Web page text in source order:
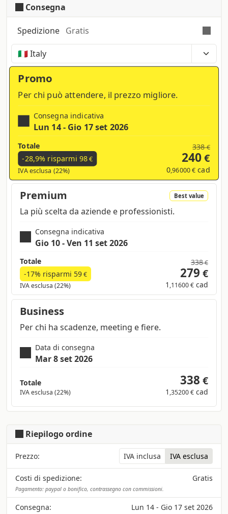
Consegna
Spedizione Gratis
Tempi, costi e tasse possono variare a seconda
della regione e dei prodotti nel carrello
Promo
Per chi può attendere, il prezzo migliore.
Consegna indicativa
Lun 14 - Gio 17 set 2026
Totale
-28,9% risparmi 98€
IVA esclusa (22%)
338€
240€
0,96000 € cad
Premium Best value
La più scelta da aziende e professionisti.
Consegna indicativa
Gio 10 - Ven 11 set 2026
Totale
-17% risparmi 59€
IVA esclusa (22%)
338€
279 €
1 ,11600 € cad
Business
Per chi ha scadenze, meeting e fiere.
Data di consegna
Mar 8 set 2026
Totale
IVA esclusa (22%)
338 €
1 ,35200 € cad
Riepilogo ordine
Prezzo: IVA inclusa IVA esclusa
Costi di spedizione: Gratis
Pagamento: paypal o bonifico, contrassegno con commissioni.
Consegna: Lun 14 - Gio 17 set 2026